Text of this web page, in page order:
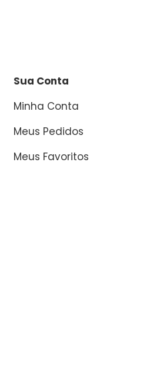
Sua Conta
Minha Conta
Meus Pedidos
Meus Favoritos